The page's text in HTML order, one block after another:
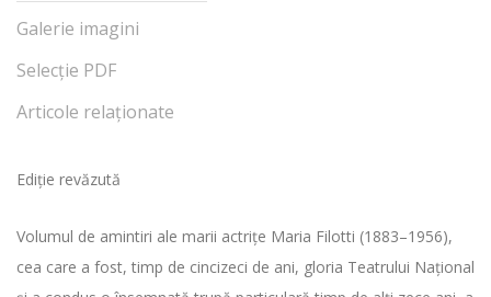
Galerie imagini
Selecție PDF
Articole relaționate
Ediţie revăzută
Volumul de amintiri ale marii actriţe Maria Filotti (1883–1956),
cea care a fost, timp de cincizeci de ani, gloria Teatrului Naţional